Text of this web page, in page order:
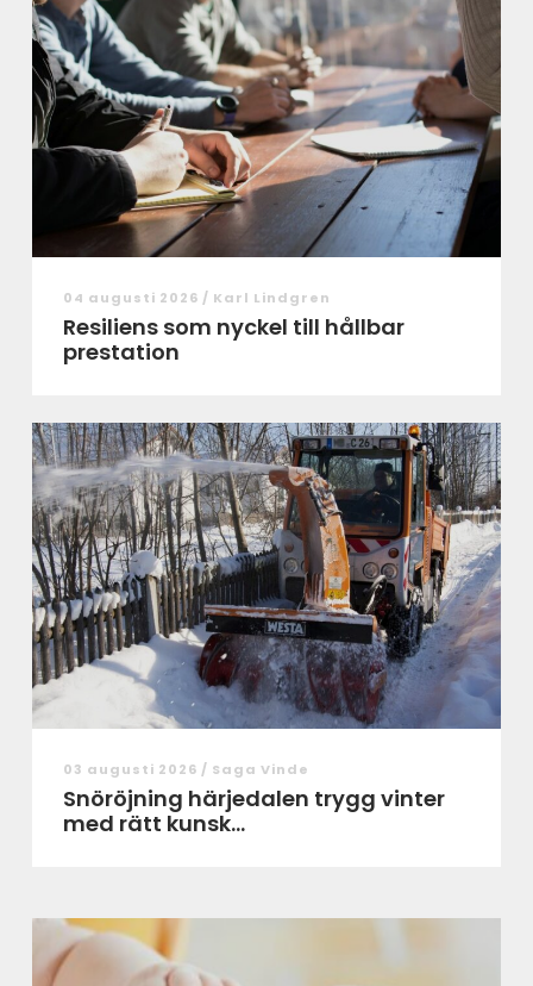
04 augusti 2026 / Karl Lindgren
Resiliens som nyckel till hållbar
prestation
03 augusti 2026 / Saga Vinde
Snöröjning härjedalen trygg vinter
med rätt kunsk...